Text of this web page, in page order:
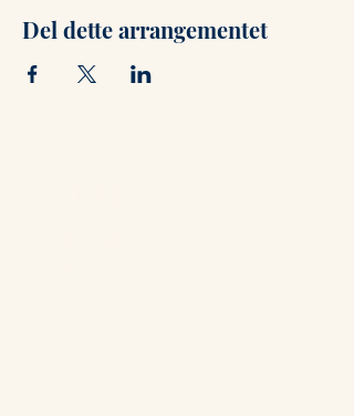
Del dette arrangementet